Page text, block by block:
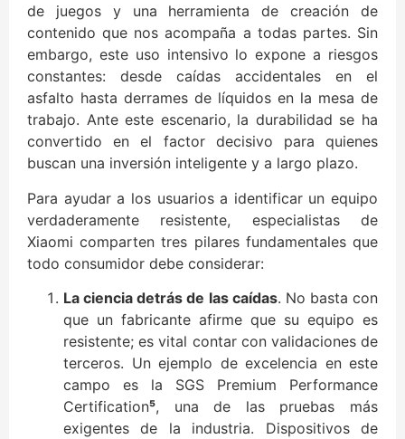
de juegos y una herramienta de creación de
contenido que nos acompaña a todas partes. Sin
embargo, este uso intensivo lo expone a riesgos
constantes: desde caídas accidentales en el
asfalto hasta derrames de líquidos en la mesa de
trabajo. Ante este escenario, la durabilidad se ha
convertido en el factor decisivo para quienes
buscan una inversión inteligente y a largo plazo.
Para ayudar a los usuarios a identificar un equipo
verdaderamente resistente, especialistas de
Xiaomi comparten tres pilares fundamentales que
todo consumidor debe considerar:
La ciencia detrás de las caídas. No basta con
que un fabricante afirme que su equipo es
resistente; es vital contar con validaciones de
terceros. Un ejemplo de excelencia en este
campo es la SGS Premium Performance
Certification⁵, una de las pruebas más
exigentes de la industria. Dispositivos de